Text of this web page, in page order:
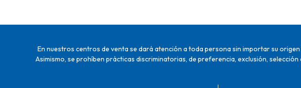
En nuestros centros de venta se dará atención a toda persona sin importar su
Asimismo, se prohíben prácticas discriminatorias, de preferencia, exclusión,